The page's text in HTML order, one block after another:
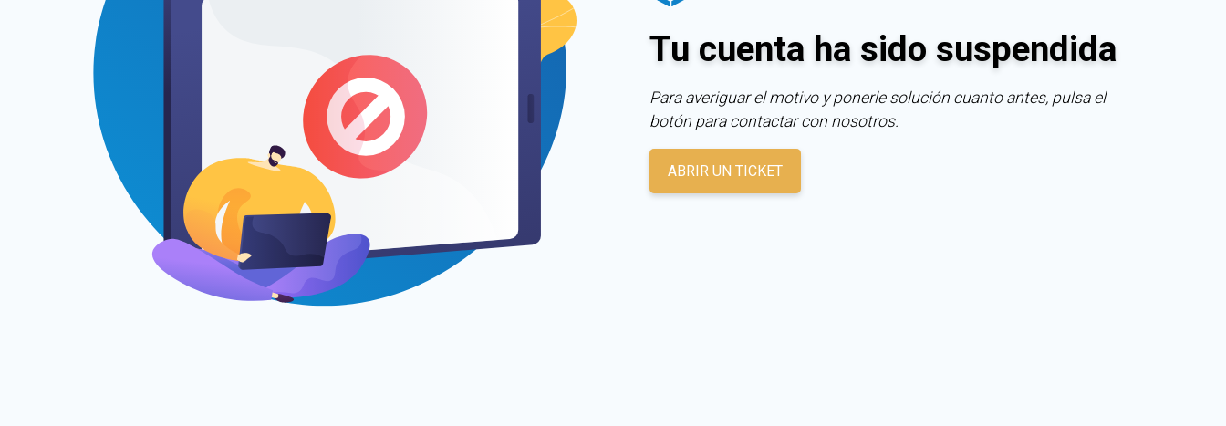
Tu cuenta ha sido suspendida
Para averiguar el motivo y ponerle solución cuanto antes, pulsa el
botón para contactar con nosotros.
ABRIR UN TICKET